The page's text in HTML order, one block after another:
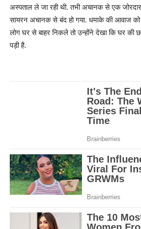
अस्पताल ले जा रही थी. तभी अचानक से एक
सायरन अचानक से बंद हो गया. धमाके की आवाज
लोग घर से बाहर निकले तो उन्होंने देखा कि घर
पड़ी है.